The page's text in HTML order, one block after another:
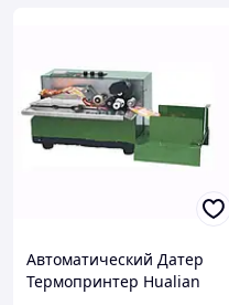
Автоматический Датер
Термопринтер Hualian